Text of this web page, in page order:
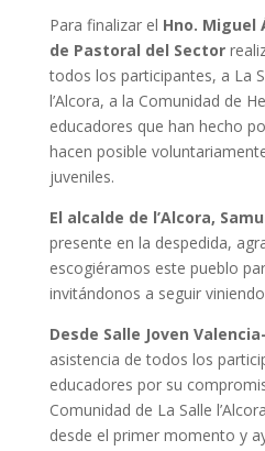
Para finalizar el Hno. Miguel
de Pastoral del Sector
todos los participantes, a La
l’Alcora, a la Comunidad de
educadores que han hecho
hacen posible
juveniles.
El alcalde de l’Alcora,
presente en la despedida,
escogiéramos este pueblo
invitándonos a seguir
Desde Salle Joven
asistencia de todos los
educadores por su
Comunidad de La Salle
desde el primer momento y